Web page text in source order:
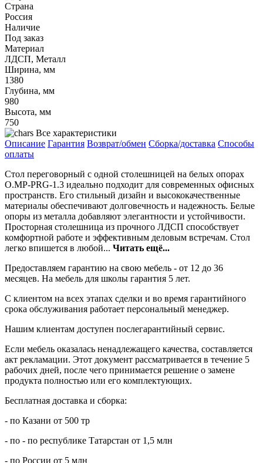
Страна
Россия
Наличие
Под заказ
Материал
ЛДСП, Металл
Ширина, мм
1380
Глубина, мм
980
Высота, мм
750
Все характеристики
Описание Гарантия Возврат/обмен Сборка/доставка Способы
оплаты
Стол переговорный с одной столешницей на белых опорах
O.MP-PRG-1.3 идеально подходит для современных офисных
пространств. Его стильный дизайн и высококачественные
материалы обеспечивают долговечность и надежность. Белые
опоры из металла добавляют элегантности и устойчивости.
Просторная столешница из прочного ЛДСП способствует
комфортной работе и эффективным деловым встречам. Стол
легко впишется в любой... Читать ещё...
Предоставляем гарантию на свою мебель - от 12 до 36
месяцев. На мебель для школы гарантия 5 лет.
С клиентом на всех этапах сделки и во время гарантийного
срока обслуживания работает персональный менеджер.
Нашим клиентам доступен послегарантийный сервис.
Если мебель оказалась ненадлежащего качества, составляется
акт рекламации. Этот документ рассматривается в течение 5
рабочих дней, после чего принимается решение о замене
продукта полностью или его комплектующих.
Бесплатная доставка и сборка:
- по Казани от 500 тр
- по - по республике Татарстан от 1,5 млн
- по России от 5 млн